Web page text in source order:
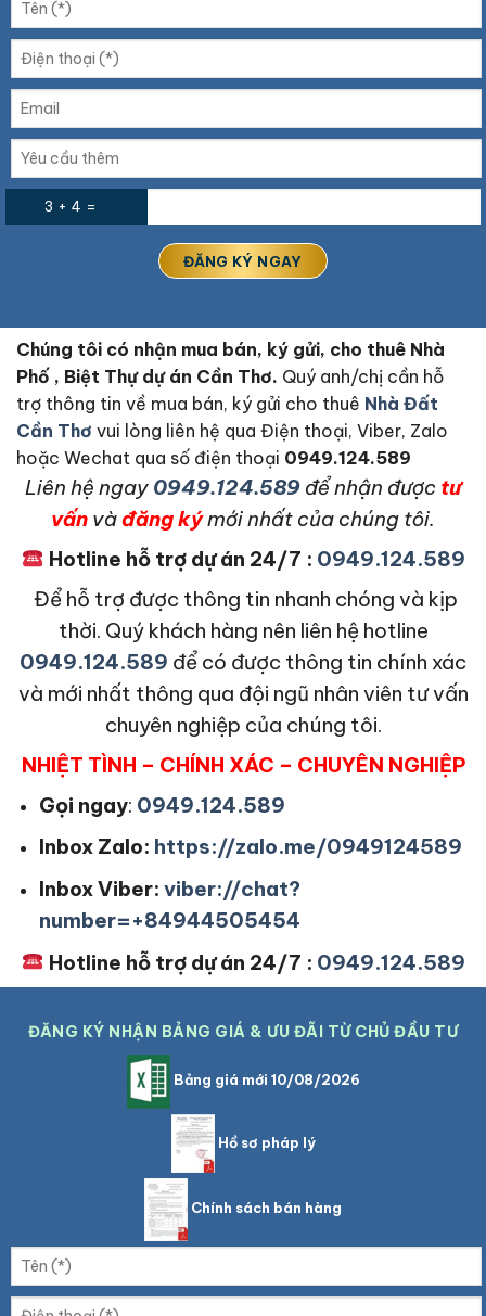
3 + 4 =
Chúng tôi có nhận mua bán, ký gửi, cho thuê Nhà
Phố , Biệt Thự dự án Cần Thơ. Quý anh/chị cần hỗ
trợ thông tin về mua bán, ký gửi cho thuê Nhà Đất
Cần Thơ vui lòng liên hệ qua Điện thoại, Viber, Zalo
hoặc Wechat qua số điện thoại 0949.124.589
Liên hệ ngay 0949.124.589 để nhận được tư
vấn vàđăng kýmới nhất của chúng tôi.
Hotline hỗ trợ dự án 24/7 : 0949.124.589
Để hỗ trợ được thông tin nhanh chóng và kịp
thời. Quý khách hàng nên liên hệ hotline
0949.124.589 để có được thông tin chính xác
và mới nhất thông qua đội ngũ nhân viên tư vấn
chuyên nghiệp của chúng tôi.
NHIỆT TÌNH – CHÍNH XÁC – CHUYÊN NGHIỆP
Gọi ngay: 0949.124.589
Inbox Zalo: https://zalo.me/0949124589
Inbox Viber: viber://chat?
number=+84944505454
Hotline hỗ trợ dự án 24/7 : 0949.124.589
ĐĂNG KÝ NHẬN BẢNG GIÁ & ƯU ĐÃI TỪ CHỦ ĐẦU TƯ
Bảng giá mới 10/08/2026
Hồ sơ pháp lý
Chính sách bán hàng